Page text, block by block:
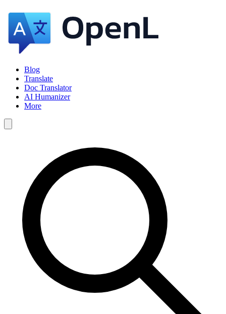
Blog
Translate
Doc Translator
AI Humanizer
More